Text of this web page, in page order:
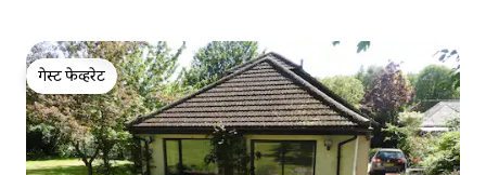
गेस्ट फेव्हरेट
गेस्ट फेव्हरेट